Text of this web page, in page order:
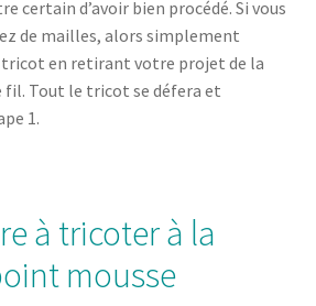
certain d’avoir bien procédé. Si vous
de mailles, alors simplement
en retirant votre projet de la
fil. Tout le tricot se défera et
1.
à tricoter à la
mousse